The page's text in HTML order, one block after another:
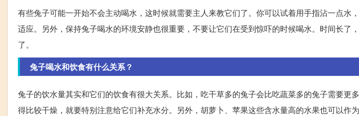
有些兔子可能一开始不会主动喝水，这时候就需要主人来教它们了。你可以试着用手指沾一点水
适应。另外，保持兔子喝水的环境安静也很重要，不要让它们在受到惊吓的时候喝水。时间长了
了。
兔子喝水和饮食有什么关系？
兔子的饮水量其实和它们的饮食有很大关系。比如，吃干草多的兔子会比吃蔬菜多的兔子需要更
得比较干燥，就要特别注意给它们补充水分。另外，胡萝卜、苹果这些含水量高的水果也可以作